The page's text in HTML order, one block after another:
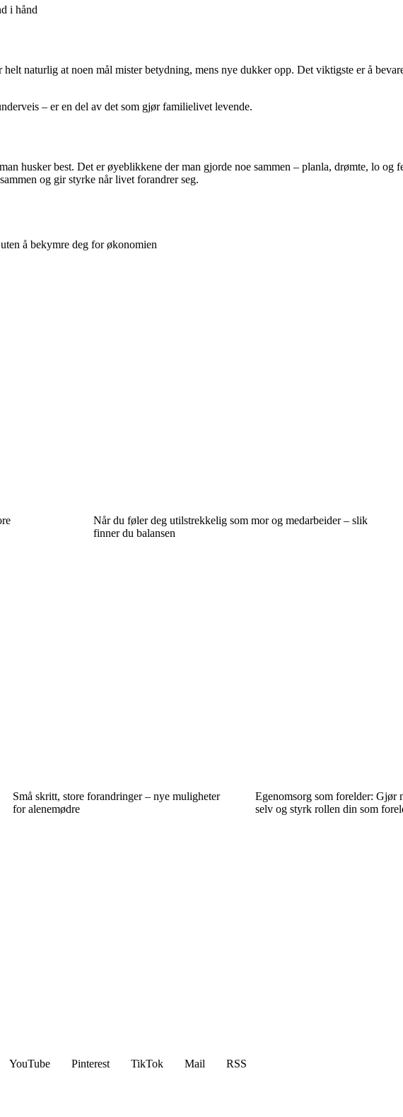
i hånd
naturlig at noen mål mister betydning, mens nye dukker opp. Det viktigste er å
– er en del av det som gjør familielivet levende.
husker best. Det er øyeblikkene der man gjorde noe sammen – planla, drømte, lo
og gir styrke når livet forandrer seg.
å bekymre deg for økonomien
Når du føler deg utilstrekkelig som mor og medarbeider – slik
finner du balansen
Små skritt, store forandringer – nye muligheter
for alenemødre
Egenomsorg som forelder: Gjør
selv og styrk rollen din som
YouTube Pinterest TikTok Mail
RSS